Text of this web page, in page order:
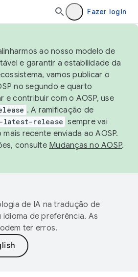
Fazer login
ao nosso modelo de
e garantir a estabilidade da
vamos publicar o
no segundo e quarto
e contribuir com o AOSP, use
. A ramificação de
latest-release sempre vai
recente enviada ao AOSP.
consulte Mudanças no AOSP.
de IA na tradução de
de preferência. As
ter erros.